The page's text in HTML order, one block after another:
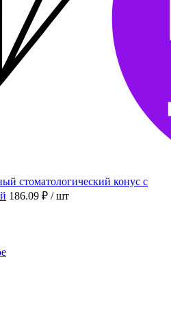
стоматологический конус с
186.09 ₽ / шт